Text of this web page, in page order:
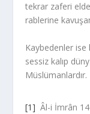
tekrar zaferi
rablerine
Kaybedenler ise
sessiz kalıp
Müslümanlardır.
[1] Âl-i İmrân